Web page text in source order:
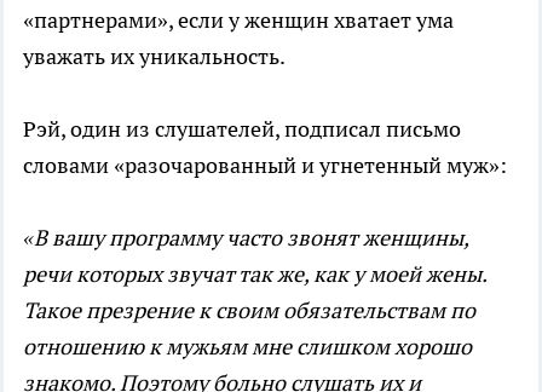
«партнерами», если у женщин хватает ума
уважать их уникальность.
Рэй, один из слушателей, подписал письмо
словами «разочарованный и угнетенный муж»:
«В вашу программу часто звонят женщины,
речи которых звучат так же, как у моей жены.
Такое презрение к своим обязательствам по
отношению к мужьям мне слишком хорошо
знакомо. Поэтому больно слушать их и